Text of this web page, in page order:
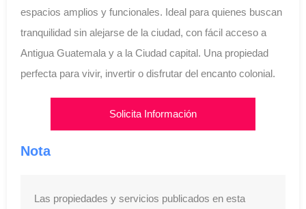
espacios amplios y funcionales. Ideal para quienes buscan
tranquilidad sin alejarse de la ciudad, con fácil acceso a
Antigua Guatemala y a la Ciudad capital. Una propiedad
perfecta para vivir, invertir o disfrutar del encanto colonial.
Solicita Información
Nota
Las propiedades y servicios publicados en esta